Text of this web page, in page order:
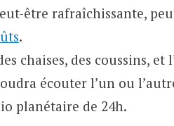
être rafraîchissante,
.
chaises, des coussins,
écouter l’un ou
planétaire de 24h.